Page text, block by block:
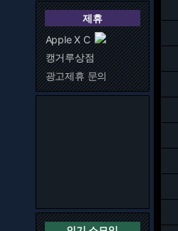
제휴
Apple X C
캥거루상점
광고제휴 문의